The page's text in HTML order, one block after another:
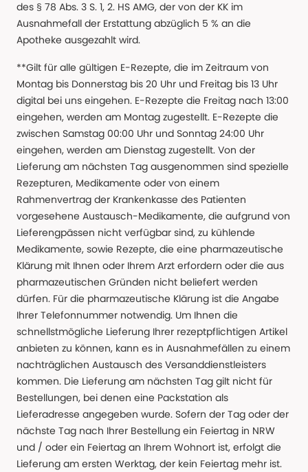
des § 78 Abs. 3 S. 1, 2. HS AMG, der von der KK im
Ausnahmefall der Erstattung abzüglich 5 % an die
Apotheke ausgezahlt wird.
**Gilt für alle gültigen E-Rezepte, die im Zeitraum von
Montag bis Donnerstag bis 20 Uhr und Freitag bis 13 Uhr
digital bei uns eingehen. E-Rezepte die Freitag nach 13:00
eingehen, werden am Montag zugestellt. E-Rezepte die
zwischen Samstag 00:00 Uhr und Sonntag 24:00 Uhr
eingehen, werden am Dienstag zugestellt. Von der
Lieferung am nächsten Tag ausgenommen sind spezielle
Rezepturen, Medikamente oder von einem
Rahmenvertrag der Krankenkasse des Patienten
vorgesehene Austausch-Medikamente, die aufgrund von
Lieferengpässen nicht verfügbar sind, zu kühlende
Medikamente, sowie Rezepte, die eine pharmazeutische
Klärung mit Ihnen oder Ihrem Arzt erfordern oder die aus
pharmazeutischen Gründen nicht beliefert werden
dürfen. Für die pharmazeutische Klärung ist die Angabe
Ihrer Telefonnummer notwendig. Um Ihnen die
schnellstmögliche Lieferung Ihrer rezeptpflichtigen Artikel
anbieten zu können, kann es in Ausnahmefällen zu einem
nachträglichen Austausch des Versanddienstleisters
kommen. Die Lieferung am nächsten Tag gilt nicht für
Bestellungen, bei denen eine Packstation als
Lieferadresse angegeben wurde. Sofern der Tag oder der
nächste Tag nach Ihrer Bestellung ein Feiertag in NRW
und / oder ein Feiertag an Ihrem Wohnort ist, erfolgt die
Lieferung am ersten Werktag, der kein Feiertag mehr ist.